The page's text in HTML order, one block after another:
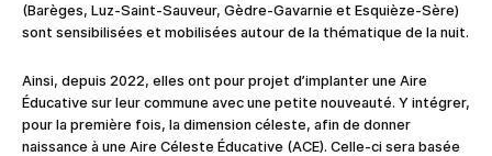
(Barèges, Luz-Saint-Sauveur, Gèdre-Gavarnie et Esquièze-Sère)
sont sensibilisées et mobilisées autour de la thématique de la nuit.
Ainsi, depuis 2022, elles ont pour projet d’implanter une Aire
Éducative sur leur commune avec une petite nouveauté. Y intégrer,
pour la première fois, la dimension céleste, afin de donner
naissance à une Aire Céleste Éducative (ACE). Celle-ci sera basée